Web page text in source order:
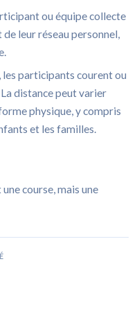
ou équipe collecte
leur réseau personnel,
les participants courent ou
distance peut varier
physique, y compris
et les familles.
une course, mais une